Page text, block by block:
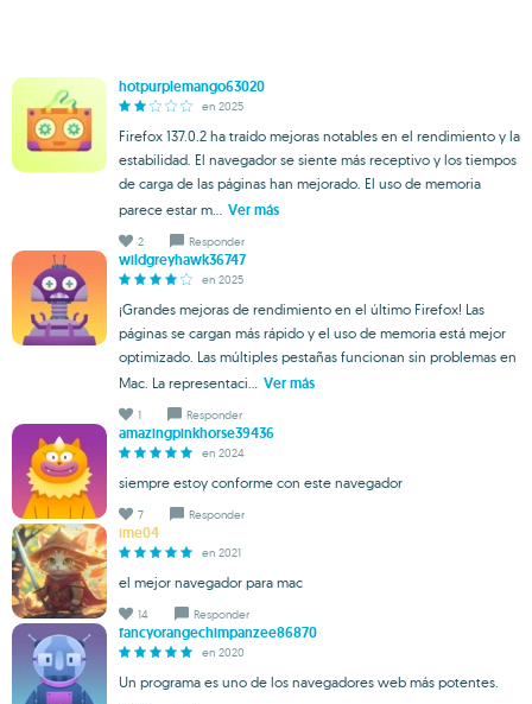
hotpurplemango63020
en 2025
Firefox 137.0.2 ha traído mejoras notables en el rendimiento y la
estabilidad. El navegador se siente más receptivo y los tiempos
de carga de las páginas han mejorado. El uso de memoria
parece estar m...
Ver más
2 Responder
wildgreyhawk36747
en 2025
¡Grandes mejoras de rendimiento en el último Firefox! Las
páginas se cargan más rápido y el uso de memoria está mejor
optimizado. Las múltiples pestañas funcionan sin problemas en
Mac. La representaci...
Ver más
1 Responder
amazingpinkhorse39436
en 2024
siempre estoy conforme con este navegador
7 Responder
ime04
en 2021
el mejor navegador para mac
14 Responder
fancyorangechimpanzee86870
en 2020
Un programa es uno de los navegadores web más potentes.